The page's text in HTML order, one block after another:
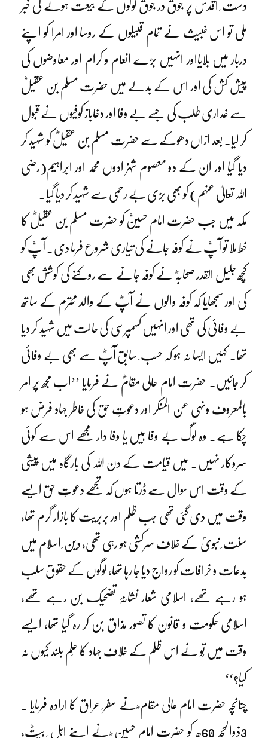
دست ِ اقدس پر جوق در جوق لوگوں کے بیعت ہونے کی خبر
ملی تو اس خبیث نے تمام قبیلوں کے روسا اور امرا کو اپنے
دربار میں بلایااور انہیں بڑے انعام و کرام اور معاوضوں کی
پیش کش کی اور اس کے بدلے میں حضرت مسلم بن عقیلؓ
سے غداری طلب کی جسے بے وفا اور دغاباز کوفیوں نے قبول
کر لیا۔ بعد ازاں دھوکے سے حضرت مسلم بن عقیلؓ کو شہید کر
دیا گیا اور ان کے دو معصوم شہزادوں محمد اور ابراہیم(رضی
اللہ تعالیٰ عنہم) کو بھی بڑی بے رحمی سے شہید کر دیا گیا۔
مکہ میں جب حضرت امام حسینؓ کو حضرت مسلم بن عقیلؓ کا
خط ملا تو آپؓ نے کوفہ جانے کی تیاری شروع فرما دی۔ آپؓ کو
کچھ جلیل القدر صحابہؓ نے کوفہ جانے سے روکنے کی کوشش بھی
کی اور سمجھایا کہ کوفہ والوں نے آپؓ کے والد محترم کے ساتھ
بے وفائی کی تھی اور انہیں کسمپرسی کی حالت میں شہید کر دیا
تھا۔ کہیں ایسا نہ ہو کہ حسب ِ سابق آپؓ سے بھی بے وفائی
کر جائیں۔ حضرت امام عالی مقامؓ نے فرمایا ’’اب مجھ پر امر
بالمعروف ونہی عن المنکر اور دعوتِ حق کی خاطر جہاد فرض ہو
چکا ہے۔ وہ لوگ بے وفا ہیں یا وفا دار مجھے اس سے کوئی
سروکار نہیں۔ میں قیامت کے دن اللہ کی بارگاہ میں پیشی
کے وقت اس سوال سے ڈرتا ہوں کہ تجھے دعوتِ حق ایسے
وقت میں دی گئی تھی جب ظلم اور بربریت کا بازار گرم تھا،
سنت ِ نبویؐ کے خلاف سرکشی ہو رہی تھی، دین ِ اسلام میں
بدعات و خرافات کو رواج دیا جا رہا تھا، لوگوں کے حقوق سلب
ہو رہے تھے، اسلامی شعار نشانۂ تضحیک بن رہے تھے،
اسلامی حکومت و قانون کا تصور مذاق بن کر رہ گیا تھا، ایسے
وقت میں تُو نے اس ظلم کے خلاف جہاد کا عَلم بلند کیوں نہ
کیا؟‘‘
چنانچہ حضرت امام عالی مقام ؓ نے سفر ِ عراق کا ارادہ فرمایا ۔
3ذوالحجہ 60ھ کو حضرت امام حسین ؓ نے اپنے اہل ِ بیتؓ،